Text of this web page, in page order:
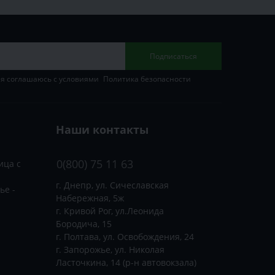
Подписаться
соглашаюсь с условиями Политика безопасности
с
-
Наши контакты
0(800) 75 11 63
г. Днепр, ул. Сичеславская
Набережная, 5ж
г. Кривой Рог, ул.Леонида
Бородича, 15
г. Полтава, ул. Освобождения, 24
г. Запорожье, ул. Николая
Ласточкина, 14 (р-н автовокзала)